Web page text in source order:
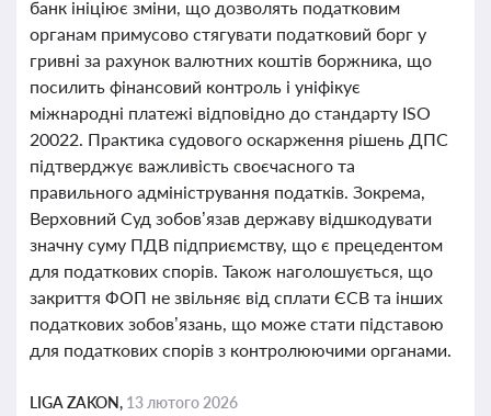
банк ініціює зміни, що дозволять податковим
органам примусово стягувати податковий борг у
гривні за рахунок валютних коштів боржника, що
посилить фінансовий контроль і уніфікує
міжнародні платежі відповідно до стандарту ISO
20022. Практика судового оскарження рішень ДПС
підтверджує важливість своєчасного та
правильного адміністрування податків. Зокрема,
Верховний Суд зобов’язав державу відшкодувати
значну суму ПДВ підприємству, що є прецедентом
для податкових спорів. Також наголошується, що
закриття ФОП не звільняє від сплати ЄСВ та інших
податкових зобов’язань, що може стати підставою
для податкових спорів з контролюючими органами.
LIGA ZAKON, 13 лютого 2026